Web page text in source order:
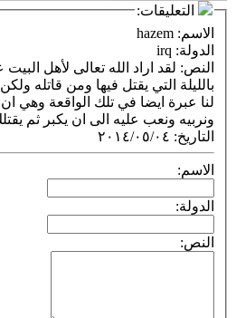
التعليقات:
الاسم: hazem
الدولة: irq
النص
ونربيه ونعب عليه الى ان يكبر ثم يقتلك ، فتكون النهاية فكيف ان علمنا انه قاتلنا لا محالة فهل سنربيه اصلا بل سنقتله وهو صغير ،فسبحان الذي خلقهم من نوره وجعل فيهم محاسن الأخلاق
التاريخ: ٢٠١٤/٠٥/٠٤
الاسم:
الدولة:
النص: